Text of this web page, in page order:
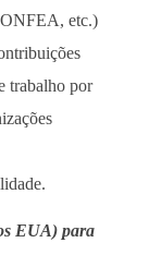
etc.)
trabalho por
EUA) para